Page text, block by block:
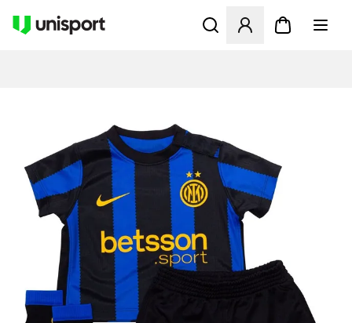
Åbner en Modal til at